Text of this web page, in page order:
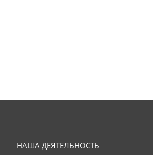
НАША ДЕЯТЕЛЬНОСТЬ